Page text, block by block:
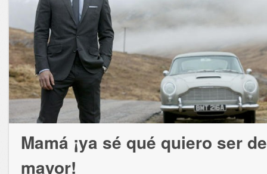
Mamá ¡ya sé qué quiero ser de
mayor!